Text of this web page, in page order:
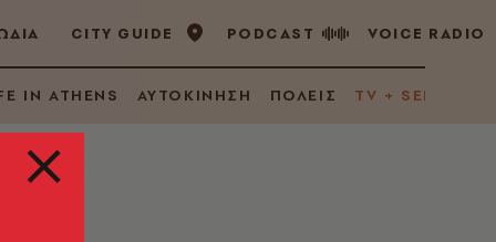
CITY GUIDE PODCAST VOICE RADIO
IN ATHENS ΑΥΤΟΚΙΝΗΣΗ ΠΟΛΕΙΣ TV + SERIES